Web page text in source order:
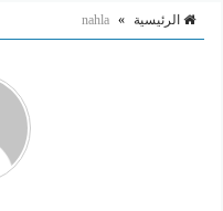
الرئيسية »
nahla